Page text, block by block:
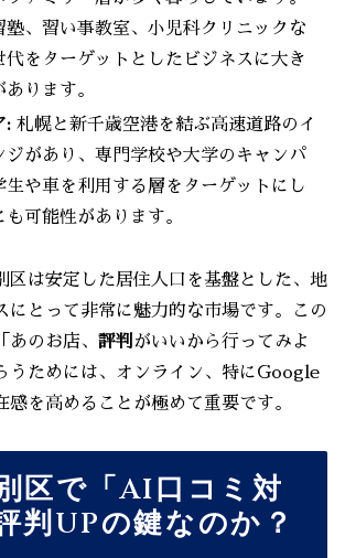
塾、習い事教室、小児科クリニックな
代をターゲットとしたビジネスに大き
ります。
: 札幌と新千歳空港を結ぶ高速道路のイ
ジがあり、専門学校や大学のキャンパ
生や車を利用する層をターゲットにし
可能性があります。
区は安定した居住人口を基盤とした、地
にとって非常に魅力的な市場です。この
のお店、 評判 がいいから行ってみよ
うためには、オンライン、特にGoogle
感を高めることが極めて重要です。
区で「AI口コミ対
判UPの鍵なのか？